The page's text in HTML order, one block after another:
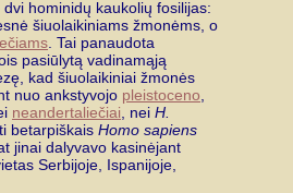
hominidų kaukolių fosilijas:
šiuolaikiniams žmonėms, o
. Tai panaudota
pasiūlytą vadinamąją
kad šiuolaikiniai žmonės
nuo ankstyvojo pleistoceno,
neandertaliečiai, nei H.
betarpiškais Homo sapiens
jinai dalyvavo kasinėjant
Serbijoje, Ispanijoje,